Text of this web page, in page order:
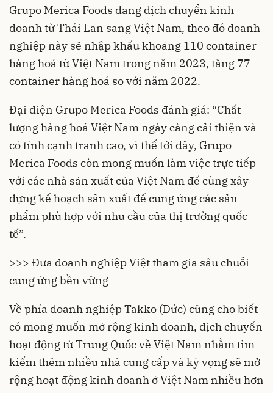
Grupo Merica Foods đang dịch chuyển kinh
doanh từ Thái Lan sang Việt Nam, theo đó doanh
nghiệp này sẽ nhập khẩu khoảng 110 container
hàng hoá từ Việt Nam trong năm 2023, tăng 77
container hàng hoá so với năm 2022.
Đại diện Grupo Merica Foods đánh giá: “Chất
lượng hàng hoá Việt Nam ngày càng cải thiện và
có tính cạnh tranh cao, vì thế tới đây, Grupo
Merica Foods còn mong muốn làm việc trực tiếp
với các nhà sản xuất của Việt Nam để cùng xây
dựng kế hoạch sản xuất để cung ứngcác sản
phẩm phù hợp với nhu cầu của thị trường quốc
tế”.
>>> Đưa doanh nghiệp Việt tham gia sâu chuỗi
cung ứng bền vững
Về phía doanh nghiệp Takko (Đức) cũng cho biết
có mong muốn mở rộng kinh doanh, dịch chuyển
hoạt động từ Trung Quốc về Việt Nam nhằm tìm
kiếm thêm nhiều nhà cung cấp và kỳ vọng sẽ mở
rộng hoạt động kinh doanh ở Việt Nam nhiều hơn